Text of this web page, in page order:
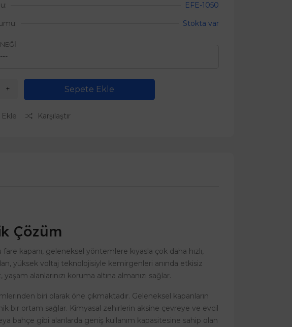
EFE-1050
Stokta var
Sepete Ekle
Karşılaştır
Çözüm
kapanı, geleneksel yöntemlere kıyasla çok daha hızlı,
yüksek voltaj teknolojisiyle kemirgenleri anında etkisiz
alanlarınızı koruma altına almanızı sağlar.
biri olarak öne çıkmaktadır. Geleneksel kapanların
bir ortam sağlar. Kimyasal zehirlerin aksine çevreye ve evcil
bahçe gibi alanlarda geniş kullanım kapasitesine sahip olan